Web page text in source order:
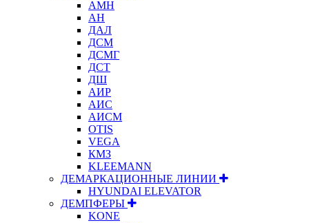
АМН
АН
ДАЛ
ДСМ
ДСМГ
ДСТ
ДШ
АИР
АИС
АИСМ
OTIS
VEGA
КМЗ
KLEEMANN
ДЕМАРКАЦИОННЫЕ ЛИНИИ
HYUNDAI ELEVATOR
ДЕМПФЕРЫ
KONE